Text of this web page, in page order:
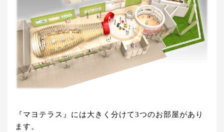
『マヨテラス』には大きく分けて3つのお部屋があり
ます。